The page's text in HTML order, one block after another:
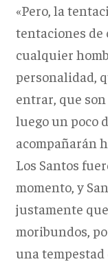
«Pero, la
tentaciones de
cualquier
personalidad,
entrar, que
luego un poco
acompañarán
Los Santos
momento, y
justamente
moribundos,
una tempestad